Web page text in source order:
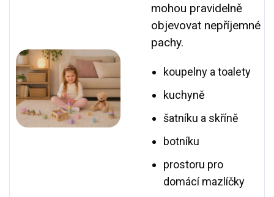
mohou pravidelně
objevovat nepříjemné
pachy.
koupelny a toalety
kuchyně
šatníku a skříně
botníku
prostoru pro
domácí mazlíčky